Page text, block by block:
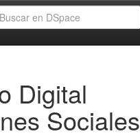
Digital
Sociales